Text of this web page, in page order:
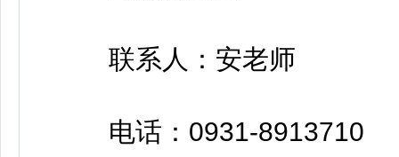
联系人：安老师
电话：0931-8913710